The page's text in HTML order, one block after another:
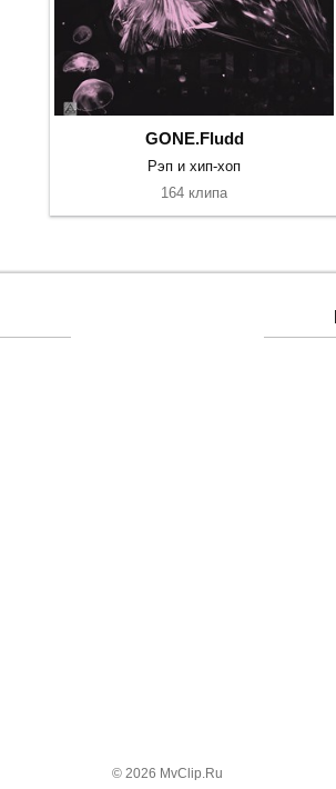
GONE.Fludd
Рэп и хип-хоп
164 клипа
© 2026 MvClip.Ru